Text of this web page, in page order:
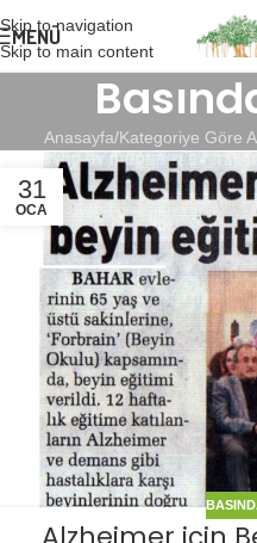
Skip to navigation
Skip to main content
MENÜ
Anasayfa Kategoriye Göre
31
OCA